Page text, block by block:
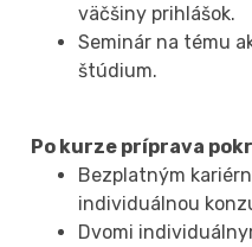
väčšiny prihlášok.
Seminár na tému
štúdium.
Po kurze príprava
Bezplatným
individuálnou
Dvomi